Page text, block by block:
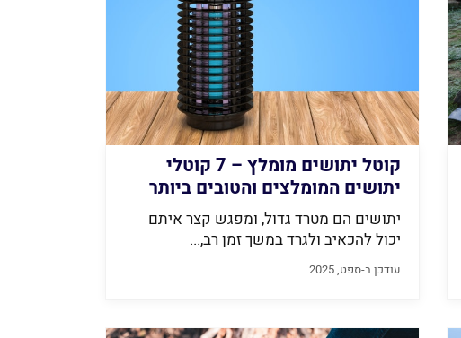
קוטל יתושים מומלץ – 7 קוטלי
יתושים המומלצים והטובים ביותר
2026
יתושים הם מטרד גדול, ומפגש קצר איתם
יכול להכאיב ולגרד במשך זמן רב,...
עודכן ב-ספט, 2025